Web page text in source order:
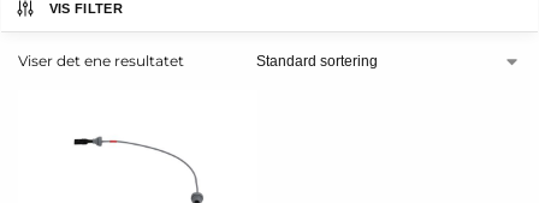
VIS FILTER
Viser det ene resultatet